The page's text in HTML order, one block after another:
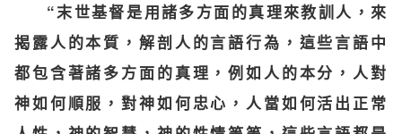
“末世基督是​​用諸多方面的真理來教訓人，來
揭露人的本質，解剖人的言語行為，這些言語中
都包含著諸多方面的真理，例如人的本分，人對
神如何順服，對神如何忠心，人當如何活出正常